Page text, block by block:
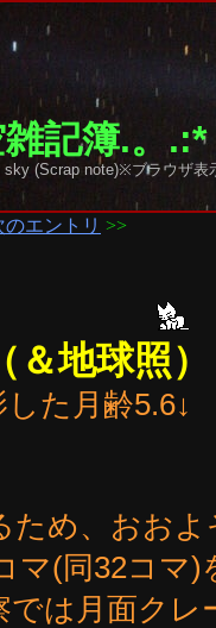
記簿.。
sky (Scrap note)※ブラウザ
のエントリ >>
地球照）
た月齢5.6↓
ため、おお
マ(同32コマ
では月面ク